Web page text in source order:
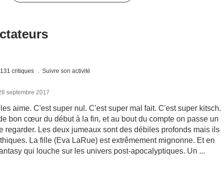
131 critiques Suivre son activité
septembre 2017
aime. C'est super nul. C'est super mal fait. C'est super kitsch.
bon cœur du début à la fin, et au bout du compte on passe un
regarder. Les deux jumeaux sont des débiles profonds mais ils
La fille (Eva LaRue) est extrêmement mignonne. Et en
qui louche sur les univers post-apocalyptiques. Un ...